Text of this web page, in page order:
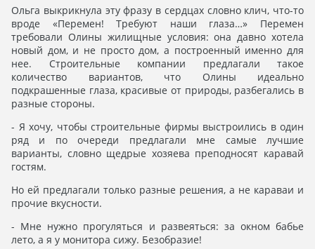
Ольга выкрикнула эту фразу в сердцах словно клич, что-то
вроде «Перемен! Требуют наши глаза…» Перемен
требовали Олины жилищные условия: она давно хотела
новый дом, и не просто дом, а построенный именно для
нее. Строительные компании предлагали такое
количество вариантов, что Олины идеально
подкрашенные глаза, красивые от природы, разбегались в
разные стороны.
- Я хочу, чтобы строительные фирмы выстроились в один
ряд и по очереди предлагали мне самые лучшие
варианты, словно щедрые хозяева преподносят каравай
гостям.
Но ей предлагали только разные решения, а не караваи и
прочие вкусности.
- Мне нужно прогуляться и развеяться: за окном бабье
лето, а я у монитора сижу. Безобразие!